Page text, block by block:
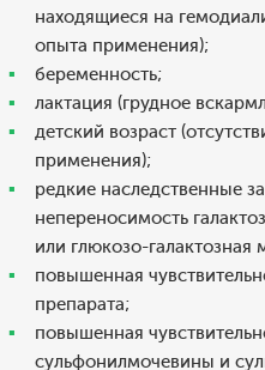
находящиеся на
опыта применения);
беременность;
лактация (грудное
детский возраст
применения);
редкие наследственные
непереносимость
или глюкозо-галактозная
повышенная
препарата;
повышенная
сульфонилмочевины и